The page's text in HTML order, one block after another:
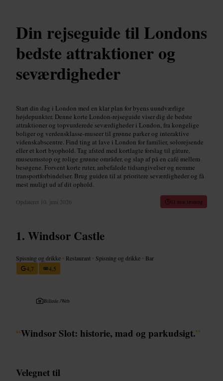
Din rejseguide til Londons
bedste attraktioner og
seværdigheder
Start din dag i London med en klar plan for byens uundværlige
højdepunkter. Denne korte London-rejseguide viser dig de bedste
attraktioner og topvurderede seværdigheder i London, fra kongelige
boliger og verdensklasse-museer til grønne parker og interaktive
videnskabscentre. Find ting at lave i London for familier, solorejsende
eller et kort byophold. Tag afsted med kortlagte forslag til gåture,
museumsstop og rolige grønne områder, og slap af på en café mellem
besøgene. Forvent korte ruter, anbefalede tidsangivelser og nemme
transportforbindelser. Brug guiden til at prioritere seværdigheder og få
mest muligt ud af dit ophold.
Opdateret 10. juni 2026 11 min læsning
Windsor Castle
Spisning og drikke • Restaurant • Spisning og drikke • Bar
4,7
4,5
Billede /Web
“Windsor Slot: historie, mad og parkudsigt.”
Velegnet til